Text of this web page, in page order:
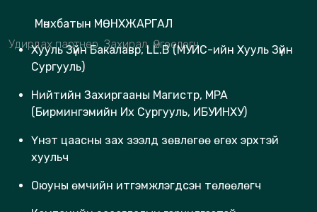
Мөнхбатын МӨНХЖАРГАЛ
Удирдах партнер, Захирал, Өмгөөлөгч
Хууль Зүйн Бакалавр, LL.B (МУИС-ийн Хууль Зүйн
Сургууль)
Нийтийн Захиргааны Магистр, MPA
(Бирмингэмийн Их Сургууль, ИБУИНХУ)
Үнэт цаасны зах зээлд зөвлөгөө өгөх эрхтэй
хуульч
Оюуны өмчийн итгэмжлэгдсэн төлөөлөгч